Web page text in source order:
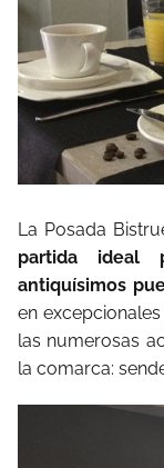
La Posada
partida ideal
antiquísimos
en
las numerosas
la comarca: